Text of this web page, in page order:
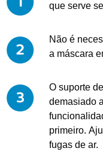
que serve
Não é
a máscara
O suporte
demasiado
primeiro.
fugas de ar.